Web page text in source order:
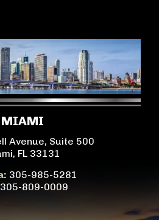
MIAMI
Avenue, Suite 500
FL 33131
305-985-5281
305-809-0009